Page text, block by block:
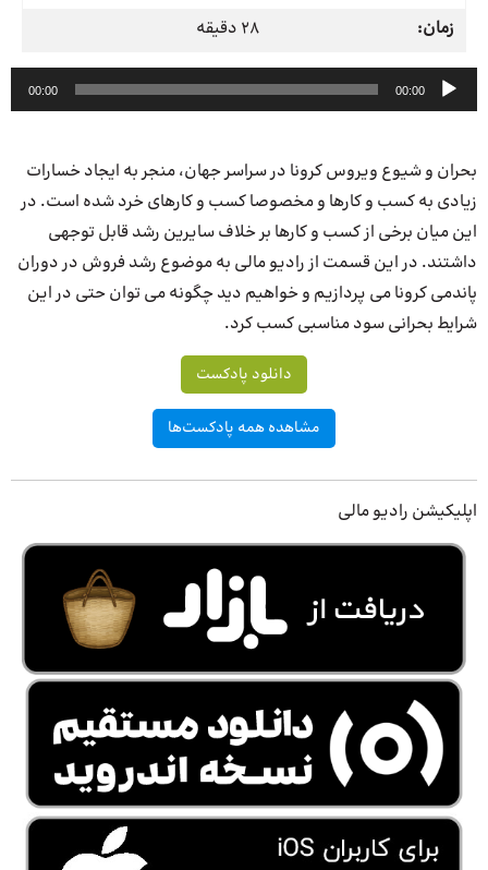
زمان:
28 دقیقه
پخش‌کننده
صوت
00:00
00:00
بحران و شیوع ویروس کرونا در سراسر جهان، منجر به ایجاد خسارات
زیادی به کسب و کارها و مخصوصا کسب و کارهای خرد شده است. در
این میان برخی از کسب و کارها بر خلاف سایرین رشد قابل توجهی
داشتند. در این قسمت از رادیو مالی به موضوع رشد فروش در دوران
پاندمی کرونا می پردازیم و خواهیم دید چگونه می توان حتی در این
شرایط بحرانی سود مناسبی کسب کرد.
دانلود پادکست
مشاهده همه پادکست‌ها
اپلیکیشن رادیو مالی